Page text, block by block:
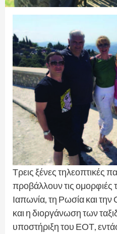
Τρεις ξένες τηλεοπτικές
προβάλλουν τις
Ιαπωνία, τη Ρωσία και
και η διοργάνωση των
υποστήριξη του ΕΟΤ,